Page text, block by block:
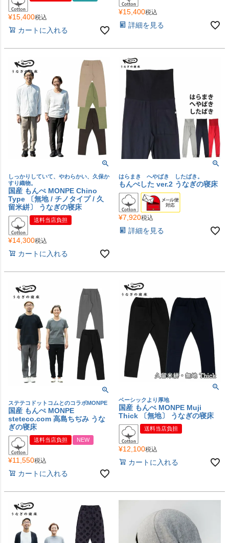
¥15,400税込
カートに入れる
¥15,400税込
詳細を見る
しっかりしていて、やわらかい、久保か
すり織物。
国産 もんぺ MONPE Chino
Type 〔無地 / チノタイプ / 久
留米絣〕 うなぎの寝床
送料当店負担
¥14,300税込
カートに入れる
はらまき へやばき したばき。
もんぺした ver.2 うなぎの寝床
¥7,920税込
詳細を見る
ステテコドットコムとのコラボMONPE
国産 もんぺ MONPE
steteco.com 高島ちぢみ うな
ぎの寝床
送料当店負担 NEW
¥11,550税込
カートに入れる
ベーシックより厚地
国産 もんぺ MONPE Muji
Thick 〔無地〕 うなぎの寝床
送料当店負担
¥12,100税込
カートに入れる